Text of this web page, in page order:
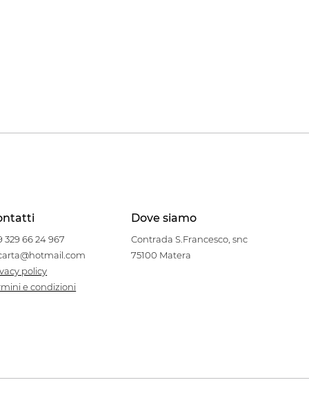
Dove siamo
329 66 24 967
policy
e condizioni
Contrada S.Francesco, snc
75100 Matera